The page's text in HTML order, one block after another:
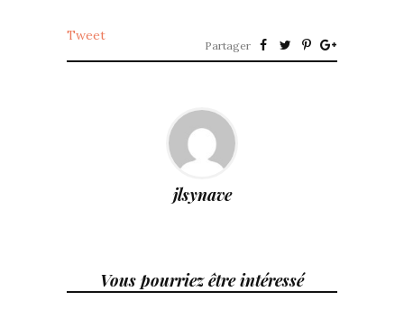
Tweet
Partager
jlsynave
Vous pourriez être intéressé